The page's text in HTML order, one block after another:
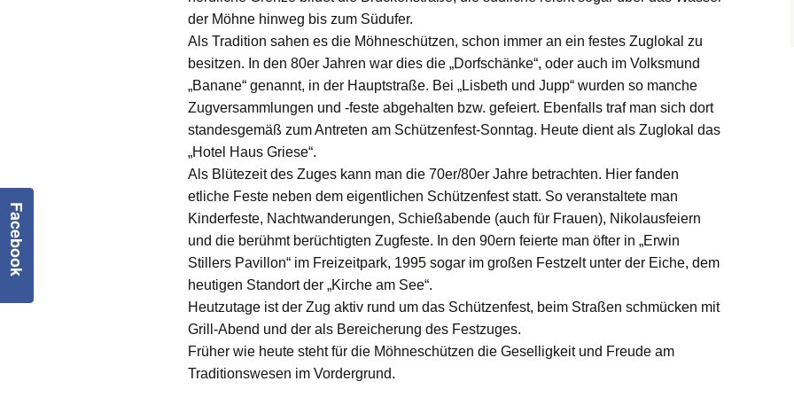
Zug Osthofentor
Zug Schweineplatz
Jubelfeste Das Jubelfest im Jahre
1912
Das Jubelfest im Jahre
1961
Jungschützen
Schützengeschichte
1911
Schützengeschichte bis
Schützengeschichte bis
1985
Satzung
Geschäftsordnung
Kalender
Vogelschiessen 2026
Verdienstorden
der Möhne hinweg bis zum Südufer.
Als Tradition sahen es die Möhneschützen, schon immer an ein festes Zuglokal zu
besitzen. In den 80er Jahren war dies die „Dorfschänke“, oder auch im Volksmund
„Banane“ genannt, in der Hauptstraße. Bei „Lisbeth und Jupp“ wurden so manche
Zugversammlungen und -feste abgehalten bzw. gefeiert. Ebenfalls traf man sich dort
standesgemäß zum Antreten am Schützenfest-Sonntag. Heute dient als Zuglokal das
„Hotel Haus Griese“.
Als Blütezeit des Zuges kann man die 70er/80er Jahre betrachten. Hier fanden
etliche Feste neben dem eigentlichen Schützenfest statt. So veranstaltete man
Kinderfeste, Nachtwanderungen, Schießabende (auch für Frauen), Nikolausfeiern
und die berühmt berüchtigten Zugfeste. In den 90ern feierte man öfter in „Erwin
Stillers Pavillon“ im Freizeitpark, 1995 sogar im großen Festzelt unter der Eiche, dem
heutigen Standort der „Kirche am See“.
Heutzutage ist der Zug aktiv rund um das Schützenfest, beim Straßen schmücken mit
Grill-Abend und der als Bereicherung des Festzuges.
Früher wie heute steht für die Möhneschützen die Geselligkeit und Freude am
Traditionswesen im Vordergrund.
Facebook